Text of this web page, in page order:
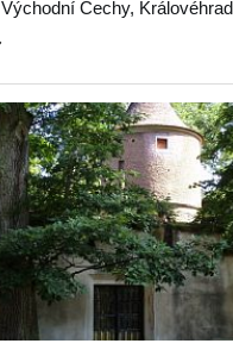
Východní Čechy,